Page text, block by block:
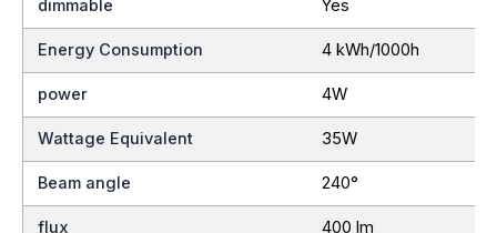
dimmable Yes
Energy Consumption 4 kWh/1000h
power 4W
Wattage Equivalent 35W
Beam angle 240°
flux 400 lm